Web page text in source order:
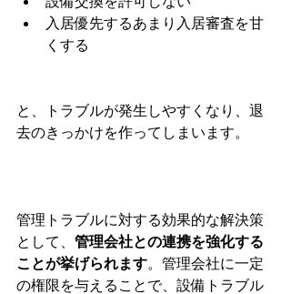
入居優先するあまり入居審査を甘
くする
と、トラブルが発生しやすくなり、退
去のきっかけを作ってしまいます。
管理トラブルに対する効果的な解決策
として、 管理会社との連携を強化する
ことが挙げられます。管理会社に一定
の権限を与えることで、設備トラブル